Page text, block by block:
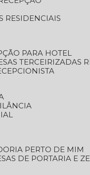
RESIDENCIAIS
PARA HOTEL
TERCEIRIZADAS
PERTO DE MIM
DE PORTARIA E